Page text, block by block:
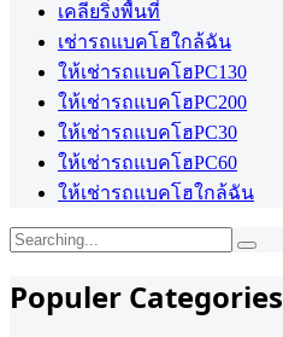
เคลียริ่งพื้นที่
เช่ารถแบคโฮใกล้ฉัน
ให้เช่ารถแบคโฮPC130
ให้เช่ารถแบคโฮPC200
ให้เช่ารถแบคโฮPC30
ให้เช่ารถแบคโฮPC60
ให้เช่ารถแบคโฮใกล้ฉัน
Search
Populer Categories